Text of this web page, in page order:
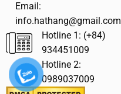
Email:
info.hathang@gmail.com
Hotline 1: (+84)
934451009
Hotline 2:
0989037009